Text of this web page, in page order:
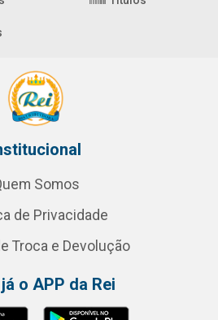
Somos
de Privacidade
Troca e Devolução
o APP da Rei